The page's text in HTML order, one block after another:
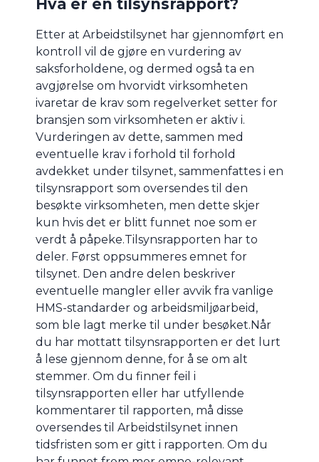
Hva er en tilsynsrapport?
Etter at Arbeidstilsynet har gjennomført en
kontroll vil de gjøre en vurdering av
saksforholdene, og dermed også ta en
avgjørelse om hvorvidt virksomheten
ivaretar de krav som regelverket setter for
bransjen som virksomheten er aktiv i.
Vurderingen av dette, sammen med
eventuelle krav i forhold til forhold
avdekket under tilsynet, sammenfattes i en
tilsynsrapport som oversendes til den
besøkte virksomheten, men dette skjer
kun hvis det er blitt funnet noe som er
verdt å påpeke.Tilsynsrapporten har to
deler. Først oppsummeres emnet for
tilsynet. Den andre delen beskriver
eventuelle mangler eller avvik fra vanlige
HMS-standarder og arbeidsmiljøarbeid,
som ble lagt merke til under besøket.Når
du har mottatt tilsynsrapporten er det lurt
å lese gjennom denne, for å se om alt
stemmer. Om du finner feil i
tilsynsrapporten eller har utfyllende
kommentarer til rapporten, må disse
oversendes til Arbeidstilsynet innen
tidsfristen som er gitt i rapporten. Om du